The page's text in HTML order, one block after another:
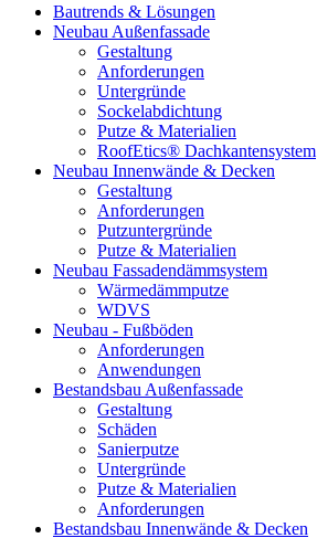
Bautrends & Lösungen
Neubau Außenfassade
Gestaltung
Anforderungen
Untergründe
Sockelabdichtung
Putze & Materialien
RoofEtics® Dachkantensystem
Neubau Innenwände & Decken
Gestaltung
Anforderungen
Putzuntergründe
Putze & Materialien
Neubau Fassadendämmsystem
Wärmedämmputze
WDVS
Neubau - Fußböden
Anforderungen
Anwendungen
Bestandsbau Außenfassade
Gestaltung
Schäden
Sanierputze
Untergründe
Putze & Materialien
Anforderungen
Bestandsbau Innenwände & Decken